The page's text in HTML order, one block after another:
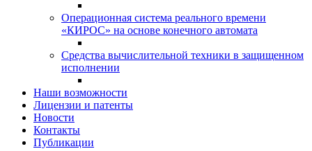
Операционная система реального времени
«КИРОС» на основе конечного автомата
Средства вычислительной техники в защищенном
исполнении
Наши возможности
Лицензии и патенты
Новости
Контакты
Публикации